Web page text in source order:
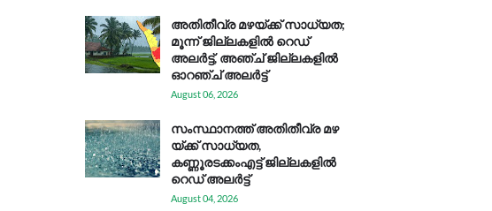
അതിതീവ്ര മഴയ്ക്ക് സാധ്യത;
മൂന്ന് ജില്ലകളിൽ റെഡ്
അലർട്ട്, അഞ്ച് ജില്ലകളിൽ
ഓറഞ്ച് അലർട്ട്
August 06, 2026
സം​സ്ഥാ​ന​ത്ത് അ​തി​തീ​വ്ര മ​ഴ​
യ്ക്ക് സാ​ധ്യ​ത,
കണ്ണൂരടക്കംഎ​ട്ട് ജി​ല്ല​ക​ളി​ൽ
റെ​ഡ് അ​ലർ​ട്ട്
August 04, 2026